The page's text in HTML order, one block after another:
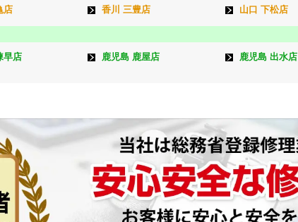
店 香川 三豊店 山口 下松店
早店 鹿児島 鹿屋店 鹿児島 出水店